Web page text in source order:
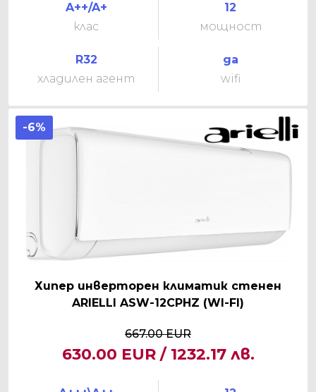
A++/A+
клас
12
мощност
R32
хладилен агент
да
wifi
-6%
Хипер инверторен климатик стенен
ARIELLI ASW-12CPHZ (WI-FI)
667.00 EUR
630.00 EUR / 1232.17 лв.